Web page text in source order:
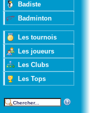
Badiste
Badminton
Les tournois
Les joueurs
Les Clubs
Les Tops